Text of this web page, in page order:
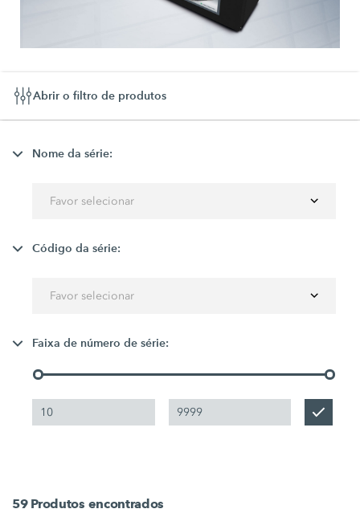
Abrir o filtro de produtos
Nome da série:
Favor selecionar
Código da série:
Favor selecionar
Faixa de número de série:
59 Produtos encontrados